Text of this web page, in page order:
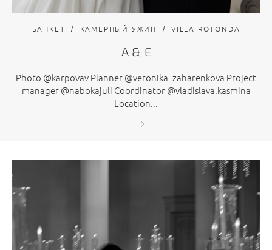
БАНКЕТ КАМЕРНЫЙ УЖИН VILLA ROTONDA
А & Е
Photo @karpovav Planner @veronika_zaharenkova Project
manager @nabokajuli Coordinator @vladislava.kasmina
Location...